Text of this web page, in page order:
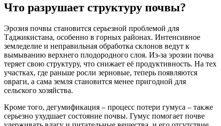
Что разрушает структуру почвы?
Эрозия почвы становится серьезной проблемой для
Таджикистана, особенно в горных районах. Интенсивное
земледелие и неправильная обработка склонов ведут к
вымыванию верхнего плодородного слоя. Из-за эрозии почва
теряет свою структуру, что снижает её продуктивность. На тех
участках, где раньше росли зерновые, теперь появляются
овраги, а сама земля становится менее пригодной для
сельского хозяйства.
Кроме того, дегумификация – процесс потери гумуса – также
серьезно ухудшает состояние почвы. Гумус помогает почве